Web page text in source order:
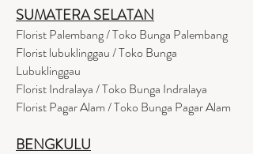
SUMATERA SELATAN
Florist Palembang / Toko Bunga Palembang
Florist lubuklinggau / Toko Bunga
Lubuklinggau
Florist Indralaya / Toko Bunga Indralaya
Florist Pagar Alam / Toko Bunga Pagar Alam
BENGKULU